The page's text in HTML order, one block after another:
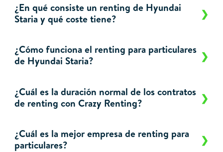
¿En qué consiste un renting de Hyundai
Staria y qué coste tiene?
¿Cómo funciona el renting para particulares
de Hyundai Staria?
¿Cuál es la duración normal de los contratos
de renting con Crazy Renting?
¿Cuál es la mejor empresa de renting para
particulares?